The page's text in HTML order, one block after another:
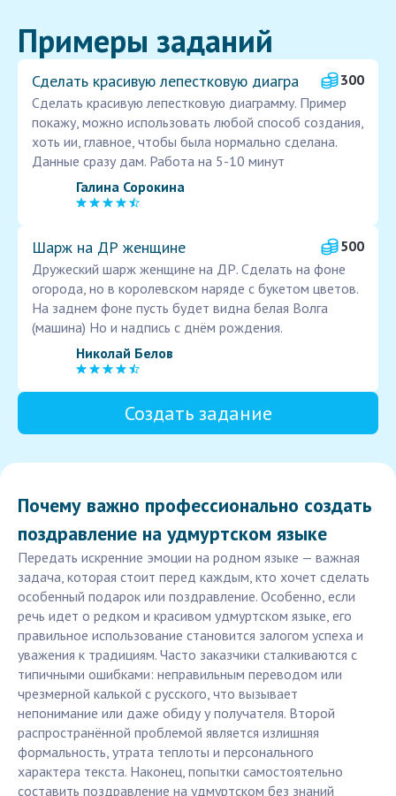
Примеры заданий
Сделать красивую лепестковую диагра
300
Сделать красивую лепестковую диаграмму. Пример
покажу, можно использовать любой способ создания,
хоть ии, главное, чтобы была нормально сделана.
Данные сразу дам. Работа на 5-10 минут
Галина Сорокина
Шарж на ДР женщине
500
Дружеский шарж женщине на ДР. Сделать на фоне
огорода, но в королевском наряде с букетом цветов.
На заднем фоне пусть будет видна белая Волга
(машина) Но и надпись с днём рождения.
Николай Белов
Создать задание
Почему важно профессионально создать
поздравление на удмуртском языке
Передать искренние эмоции на родном языке — важная
задача, которая стоит перед каждым, кто хочет сделать
особенный подарок или поздравление. Особенно, если
речь идет о редком и красивом удмуртском языке, его
правильное использование становится залогом успеха и
уважения к традициям. Часто заказчики сталкиваются с
типичными ошибками: неправильным переводом или
чрезмерной калькой с русского, что вызывает
непонимание или даже обиду у получателя. Второй
распространённой проблемой является излишняя
формальность, утрата теплоты и персонального
характера текста. Наконец, попытки самостоятельно
составить поздравление на удмуртском без знаний